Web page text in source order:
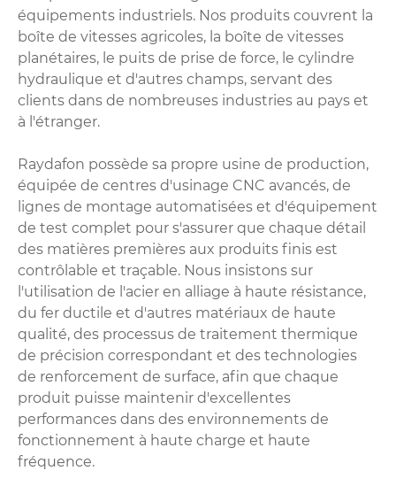
équipements industriels. Nos produits couvrent la
boîte de vitesses agricoles, la boîte de vitesses
planétaires, le puits de prise de force, le cylindre
hydraulique et d'autres champs, servant des
clients dans de nombreuses industries au pays et
à l'étranger.
Raydafon possède sa propre usine de production,
équipée de centres d'usinage CNC avancés, de
lignes de montage automatisées et d'équipement
de test complet pour s'assurer que chaque détail
des matières premières aux produits finis est
contrôlable et traçable. Nous insistons sur
l'utilisation de l'acier en alliage à haute résistance,
du fer ductile et d'autres matériaux de haute
qualité, des processus de traitement thermique
de précision correspondant et des technologies
de renforcement de surface, afin que chaque
produit puisse maintenir d'excellentes
performances dans des environnements de
fonctionnement à haute charge et haute
fréquence.